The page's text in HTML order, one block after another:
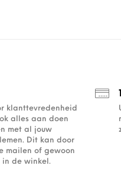
klanttevredenheid
alles aan doen
met al jouw
Dit kan door
mailen of gewoon
in de winkel.